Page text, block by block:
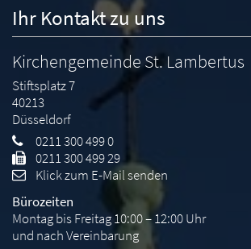
Ihr Kontakt zu uns
Kirchengemeinde St. Lambertus
Stiftsplatz 7
40213
Düsseldorf
0211 300 499 0
0211 300 499 29
Klick zum E-Mail senden
Bürozeiten
Montag bis Freitag 10:00 – 12:00 Uhr
und nach Vereinbarung